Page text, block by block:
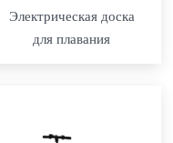
Электрическая доска
для плавания